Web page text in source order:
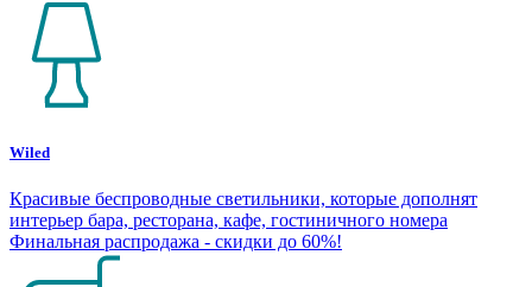
Wiled
Красивые беспроводные светильники, которые дополнят
интерьер бара, ресторана, кафе, гостиничного номера
Финальная распродажа - скидки до 60%!